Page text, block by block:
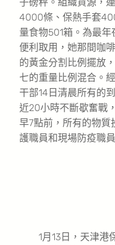
4000條、保熱手套
量食物501箱。為最年
便利取用，她那間咖
的黃金分割比例擺放
七的重量比例混合。
干部14日清晨所有的
近20小時不斷歇奮戰
早7點前，所有的物
護職員和現場防疫職
1月13日，天津港